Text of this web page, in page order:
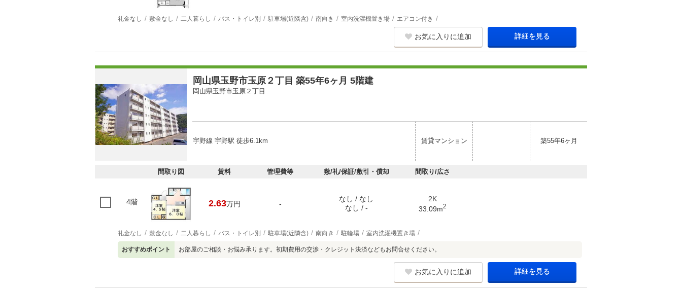
礼金なし 敷金なし 二人暮らし バス・トイレ別 駐車場(近隣含) 南向き 室内洗濯機置き場 エアコン付き
お気に入りに追加 詳細を見る
岡山県玉野市玉原２丁目 築55年6ヶ月 5階建
岡山県玉野市玉原２丁目
宇野線 宇野駅 徒歩6.1km 賃貸マンション 築55年6ヶ月
間取り図 賃料 管理費等 敷/礼/保証/敷引・償却 間取り/広さ
4階 2.63万円 -
なし / なし
なし / -
2K
33.09m2
礼金なし 敷金なし 二人暮らし バス・トイレ別 駐車場(近隣含) 南向き 駐輪場 室内洗濯機置き場
おすすめポイント お部屋のご相談・お悩み承ります。初期費用の交渉・クレジット決済などもお問合せください。
お気に入りに追加 詳細を見る